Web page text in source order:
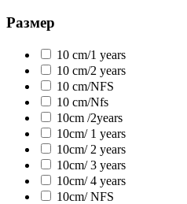
Размер
10 cm/1 years
10 cm/2 years
10 cm/NFS
10 cm/Nfs
10cm /2years
10cm/ 1 years
10cm/ 2 years
10cm/ 3 years
10cm/ 4 years
10cm/ NFS